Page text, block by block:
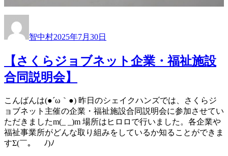
者
智中村日:
2025年7月30日
【さくらジョブネット企業・福祉施設
合同説明会】
こんばんは(●´ω｀●) 昨日のシェイクハンズでは、さくらジ
ョブネット主催の企業・福祉施設合同説明会に参加させてい
ただきましたm(_ _)m 場所はヒロロで行いました。各企業や
福祉事業所がどんな取り組みをしているか知ることができま
すΣ(￣。￣ﾉ)ﾉ